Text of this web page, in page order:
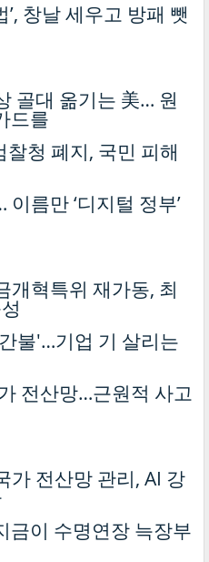
’, 창날 세우고 방패 뺏
골대 옮기는 美… 원
드를
청 폐지, 국민 피해
름만 ‘디지털 정부’
개혁특위 재가동, 최
불'…기업 기 살리는
전산망…근원적 사고
가 전산망 관리, AI 강
금이 수명연장 늑장부